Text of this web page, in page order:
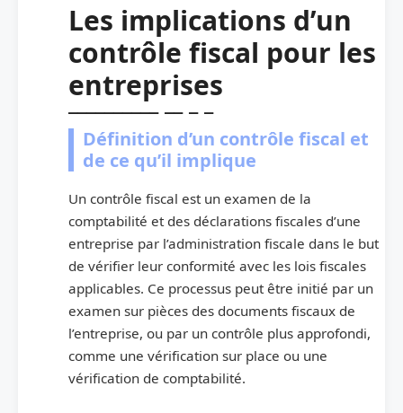
Les implications d’un
contrôle fiscal pour les
entreprises
Définition d’un contrôle fiscal et
de ce qu’il implique
Un contrôle fiscal est un examen de la
comptabilité et des déclarations fiscales d’une
entreprise par l’administration fiscale dans le but
de vérifier leur conformité avec les lois fiscales
applicables. Ce processus peut être initié par un
examen sur pièces des documents fiscaux de
l’entreprise, ou par un contrôle plus approfondi,
comme une vérification sur place ou une
vérification de comptabilité.